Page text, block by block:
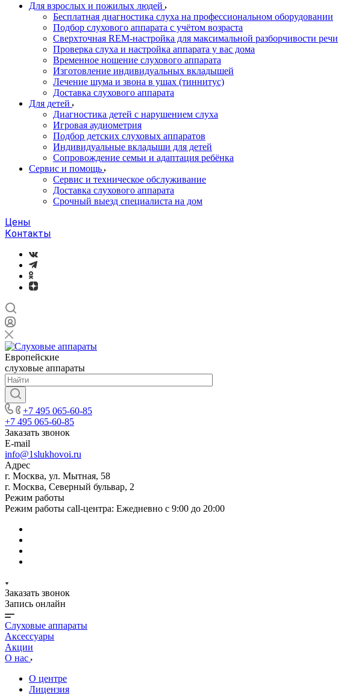
Для взрослых и пожилых людей
Бесплатная диагностика слуха на профессиональном оборудовании
Подбор слухового аппарата с учётом возраста
Сверхточная REM-настройка для максимальной разборчивости речи
Проверка слуха и настройка аппарата у вас дома
Временное ношение слухового аппарата
Изготовление индивидуальных вкладышей
Лечение шума и звона в ушах (тиннитус)
Доставка слухового аппарата
Для детей
Диагностика детей с нарушением слуха
Игровая аудиометрия
Подбор детских слуховых аппаратов
Индивидуальные вкладыши для детей
Сопровождение семьи и адаптация ребёнка
Сервис и помощь
Сервис и техническое обслуживание
Доставка слухового аппарата
Срочный выезд специалиста на дом
Цены
Контакты
Европейские
слуховые аппараты
+7 495 065-60-85
+7 495 065-60-85
Заказать звонок
E-mail
info@1slukhovoi.ru
Адрес
г. Москва, ул. Мытная, 58
г. Москва, Северный бульвар, 2
Режим работы
Режим работы call-центра: Ежедневно с 9:00 до 20:00
Заказать звонок
Запись онлайн
Слуховые аппараты
Аксессуары
Акции
О нас
О центре
Лицензия